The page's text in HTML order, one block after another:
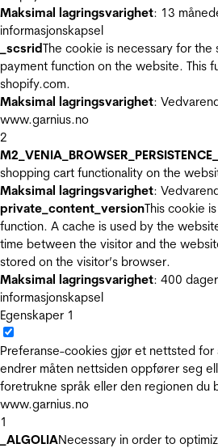
Maksimal lagringsvarighet: 13
informasjonskapsel
_scsridThe cookie is necessary for the
payment function on the website. This
shopify.com.
Maksimal lagringsvarighet:
www.garnius.no
2
shopping cart functionality on the
Maksimal lagringsvarighet:
private_content_versionThis cookie
function. A cache is used by the
time between the visitor and the
stored on the visitor’s browser.
Maksimal lagringsvarighet: 400 dager
informasjonskapsel
Egenskaper 1
Preferanse-cookies gjør et nettsted for
endrer måten nettsiden oppfører seg
foretrukne språk eller den regionen du
www.garnius.no
1
_ALGOLIANecessary in order to